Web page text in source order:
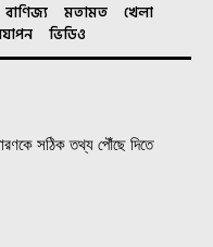
বাণিজ্য মতামত
খেলা
ভিডিও
সঠিক তথ্য পৌঁছে দিতে